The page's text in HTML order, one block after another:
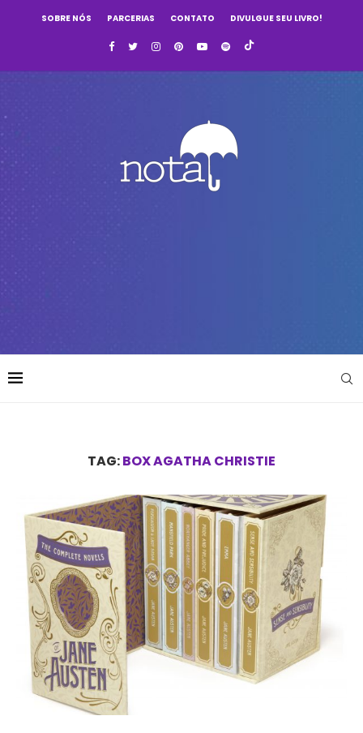
SOBRE NÓS PARCERIAS CONTATO DIVULGUE SEU LIVRO!
TAG:BOX AGATHA CHRISTIE